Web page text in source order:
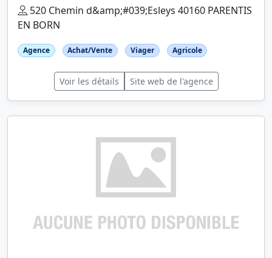
520 Chemin d&amp;#039;Esleys 40160 PARENTIS
EN BORN
Agence Achat/Vente Viager Agricole
Voir les détails Site web de l'agence